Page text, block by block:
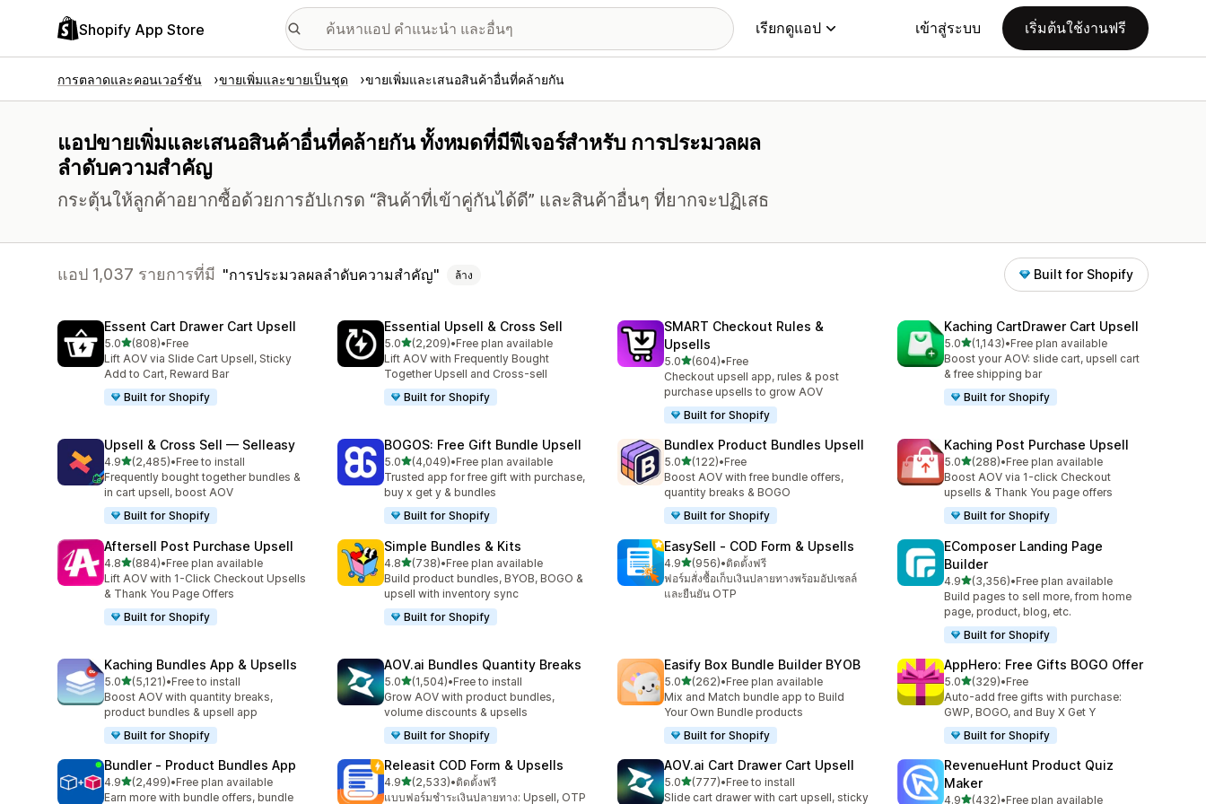
Shopify App Store เรียกดูแอป เข้าสู่ระบบ เริ่มต้นใช้งานฟรี
การตลาดและคอนเวอร์ชัน ขายเพิ่มและขายเป็นชุด ขายเพิ่มและเสนอสินค้าอื่นที่คล้ายกัน
แอปขายเพิ่มและเสนอสินค้าอื่นที่คล้ายกัน ทั้งหมดที่มีฟีเจอร์สำหรับ การประมวลผล
ลำดับความสำคัญ
กระตุ้นให้ลูกค้าอยากซื้อด้วยการอัปเกรด “สินค้าที่เข้าคู่กันได้ดี” และสินค้าอื่นๆ ที่ยากจะปฏิเสธ
แอป 1,037 รายการที่มี การประมวลผลลำดับความสำคัญ ล้าง Built for Shopify
Essent Cart Drawer Cart Upsell
5.0เต็ม 5 ดาว
(808)
ทั้งหมด 808 รีวิว
•Free
Lift AOV via Slide Cart Upsell, Sticky
Add to Cart, Reward Bar
Built for Shopify
Essential Upsell & Cross Sell
5.0เต็ม 5 ดาว
(2,209)
ทั้งหมด 2209 รีวิว
•Free plan available
Lift AOV with Frequently Bought
Together Upsell and Cross-sell
Built for Shopify
SMART Checkout Rules &
Upsells
5.0เต็ม 5 ดาว
(604)
ทั้งหมด 604 รีวิว
•Free
Checkout upsell app, rules & post
purchase upsells to grow AOV
Built for Shopify
Kaching CartDrawer Cart Upsell
5.0เต็ม 5 ดาว
(1,143)
ทั้งหมด 1143 รีวิว
•Free plan available
Boost your AOV: slide cart, upsell cart
& free shipping bar
Built for Shopify
Upsell & Cross Sell — Selleasy
4.9เต็ม 5 ดาว
(2,485)
ทั้งหมด 2485 รีวิว
•Free to install
Frequently bought together bundles &
in cart upsell, boost AOV
Built for Shopify
BOGOS: Free Gift Bundle Upsell
5.0เต็ม 5 ดาว
(4,049)
ทั้งหมด 4049 รีวิว
•Free plan available
Trusted app for free gift with purchase,
buy x get y & bundles
Built for Shopify
Bundlex Product Bundles Upsell
5.0เต็ม 5 ดาว
(122)
ทั้งหมด 122 รีวิว
•Free
Boost AOV with free bundle offers,
quantity breaks & BOGO
Built for Shopify
Kaching Post Purchase Upsell
5.0เต็ม 5 ดาว
(288)
ทั้งหมด 288 รีวิว
•Free plan available
Boost AOV via 1-click Checkout
upsells & Thank You page offers
Built for Shopify
Aftersell Post Purchase Upsell
4.8เต็ม 5 ดาว
(884)
ทั้งหมด 884 รีวิว
•Free plan available
Lift AOV with 1-Click Checkout Upsells
& Thank You Page Offers
Built for Shopify
Simple Bundles & Kits
4.8เต็ม 5 ดาว
(738)
ทั้งหมด 738 รีวิว
•Free plan available
Build product bundles, BYOB, BOGO &
upsell with inventory sync
Built for Shopify
EasySell ‑ COD Form & Upsells
4.9เต็ม 5 ดาว
(956)
ทั้งหมด 956 รีวิว
•ติดตั้งฟรี
ฟอร์มสั่งซื้อเก็บเงินปลายทางพร้อมอัปเซลล์
และยืนยัน OTP
EComposer Landing Page
Builder
4.9เต็ม 5 ดาว
(3,356)
ทั้งหมด 3356 รีวิว
•Free plan available
Build pages to sell more, from home
page, product, blog, etc.
Built for Shopify
Kaching Bundles App & Upsells
5.0เต็ม 5 ดาว
(5,121)
ทั้งหมด 5121 รีวิว
•Free to install
Boost AOV with quantity breaks,
product bundles & upsell app
Built for Shopify
AOV.ai Bundles Quantity Breaks
5.0เต็ม 5 ดาว
(1,504)
ทั้งหมด 1504 รีวิว
•Free to install
Grow AOV with product bundles,
volume discounts & upsells
Built for Shopify
Easify Box Bundle Builder BYOB
5.0เต็ม 5 ดาว
(262)
ทั้งหมด 262 รีวิว
•Free plan available
Mix and Match bundle app to Build
Your Own Bundle products
Built for Shopify
AppHero: Free Gifts BOGO Offer
5.0เต็ม 5 ดาว
(329)
ทั้งหมด 329 รีวิว
•Free
Auto-add free gifts with purchase:
GWP, BOGO, and Buy X Get Y
Built for Shopify
Bundler ‑ Product Bundles App
4.9เต็ม 5 ดาว
(2,499)
ทั้งหมด 2499 รีวิว
•Free plan available
Earn more with bundle offers, bundle
Releasit COD Form & Upsells
4.9เต็ม 5 ดาว
(2,533)
ทั้งหมด 2533 รีวิว
•ติดตั้งฟรี
แบบฟอร์มชำระเงินปลายทาง: Upsell, OTP
AOV.ai Cart Drawer Cart Upsell
5.0เต็ม 5 ดาว
(777)
ทั้งหมด 777 รีวิว
•Free to install
Slide cart drawer with cart upsell, sticky
RevenueHunt Product Quiz
Maker
4.9เต็ม 5 ดาว
(432)•Free plan available